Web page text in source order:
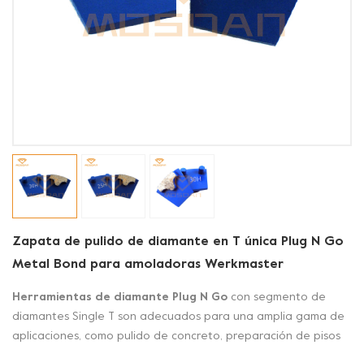
Zapata de pulido de diamante en T única Plug N Go
Metal Bond para amoladoras Werkmaster
Herramientas de diamante Plug N Go con segmento de
diamantes Single T son adecuados para una amplia gama de
aplicaciones, como pulido de concreto, preparación de pisos